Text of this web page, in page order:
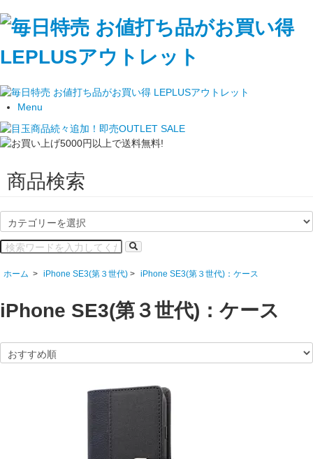
Menu
商品検索
ホーム > iPhone SE3(第３世代) > iPhone SE3(第３世代)：ケース
iPhone SE3(第３世代)：ケース